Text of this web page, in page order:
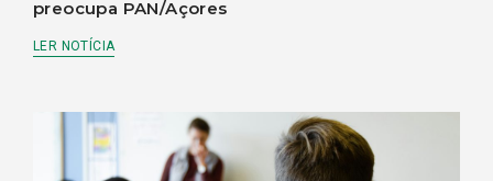
preocupa PAN/Açores
LER NOTÍCIA